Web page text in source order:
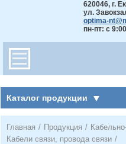
620046, г.
ул.
optima-
пн-пт: с
Каталог продукции
Главная / Продукция /
Кабели связи, провода связи /